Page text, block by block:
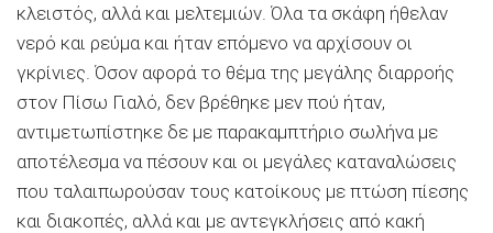
κλειστός, αλλά και μελτεμιών. Όλα τα σκάφη ήθελαν
νερό και ρεύμα και ήταν επόμενο να αρχίσουν οι
γκρίνιες. Όσον αφορά το θέμα της μεγάλης διαρροής
στον Πίσω Γιαλό, δεν βρέθηκε μεν πού ήταν,
αντιμετωπίστηκε δε με παρακαμπτήριο σωλήνα με
αποτέλεσμα να πέσουν και οι μεγάλες καταναλώσεις
που ταλαιπωρούσαν τους κατοίκους με πτώση πίεσης
και διακοπές, αλλά και με αντεγκλήσεις από κακή